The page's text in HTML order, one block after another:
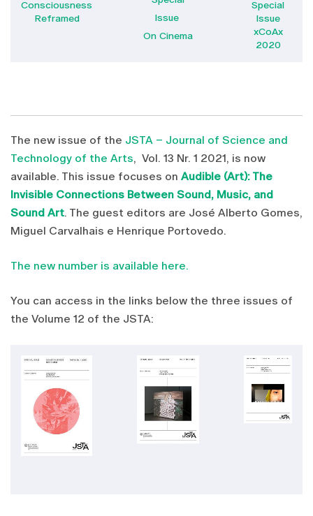
Consciousness
Reframed
Issue
On Cinema
Special
Issue
xCoAx
2020
The new issue of the JSTA – Journal of Science and
Technology of the Arts, Vol. 13 Nr. 1 2021, is now
available. This issue focuses on Audible (Art): The
Invisible Connections Between Sound, Music, and
Sound Art. The guest editors are José Alberto Gomes,
Miguel Carvalhais e Henrique Portovedo.
The new number is available here.
You can access in the links below the three issues of
the Volume 12 of the JSTA: